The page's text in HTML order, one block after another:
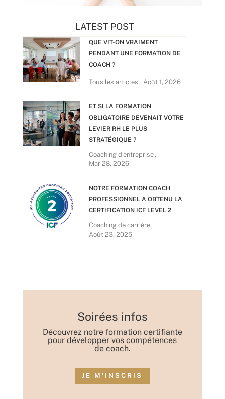
LATEST POST
QUE VIT-ON VRAIMENT
PENDANT UNE FORMATION DE
COACH ?
Tous les articles Août 1, 2026
ET SI LA FORMATION
OBLIGATOIRE DEVENAIT VOTRE
LEVIER RH LE PLUS
STRATÉGIQUE ?
Coaching d'entreprise
Mar 28, 2026
NOTRE FORMATION COACH
PROFESSIONNEL A OBTENU LA
CERTIFICATION ICF LEVEL 2
Coaching de carrière
Août 23, 2025
Soirées infos
Découvrez notre formation certifiante
pour développer vos compétences
de coach.
JE M'INSCRIS